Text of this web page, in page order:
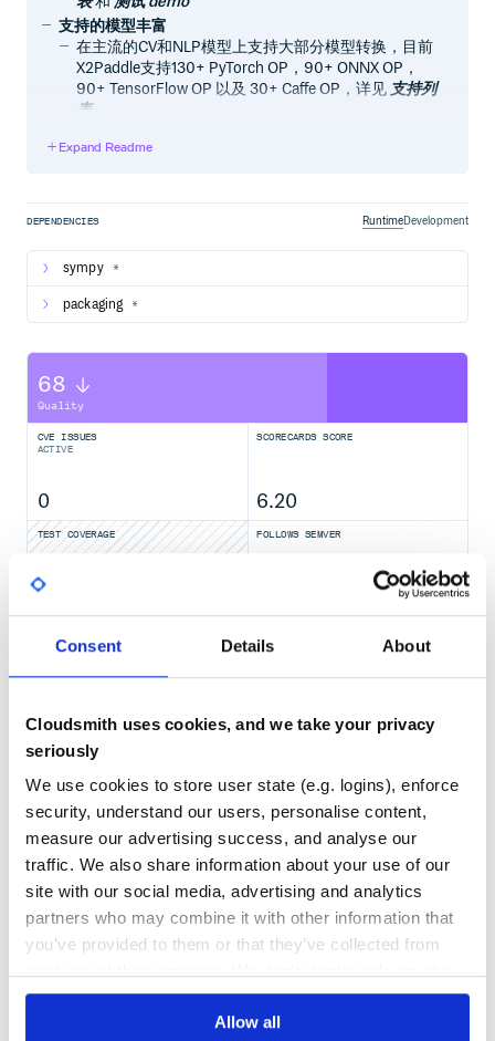
Consent Details About
Cloudsmith uses cookies, and we take your privacy
seriously
We use cookies to store user state (e.g. logins), enforce
security, understand our users, personalise content,
measure our advertising success, and analyse our
traffic. We also share information about your use of our
site with our social media, advertising and analytics
partners who may combine it with other information that
you’ve provided to them or that they’ve collected from
Allow all
支持的模型丰富
在主流的CV和NLP模型上支持大部分模型转换，目前
X2Paddle支持130+ PyTorch OP，90+ ONNX OP，
90+ TensorFlow OP 以及 30+ Caffe OP，详见 支持列
表
一条命令行或者一个API即可完成模型转换
能力
预测模型转换
支持Caffe/TensorFlow/ONNX/PyTorch的模型一键转
为飞桨的预测模型，并使用
PaddleInference/PaddleLite进行CPU/GPU/Arm等设
支持PyTorch项目Python代码（包括训练、预测）一
键转为基于飞桨框架的项目代码，帮助开发者快速迁
移项目，并可享受AIStudio平台对于飞桨框架提供的
海量免费计算资源
【新功能，试一下！】
详细的API文档对比分析，帮助开发者快速从PyTorch
框架的使用迁移至飞桨框架的使用，大大降低学习成
本【新内容，了解一下！】
环境依赖
python >= 3.8
tensorflow == 1.14 (如需转换TensorFlow模型。其中
test_benchmark
test_benchmark 模型已在 1.17.0
测试通过)
torch >= 1.5.0 (如需转换PyTorch模型，其中
test_benchmark 模型已在 2.4.1
测试通过)
paddlelite >= 2.9.0 (如需一键转换成Paddle-Lite支持格
式,推荐最新版本)
说明：以上测试通过的版本，不代表 X2Paddle 支持相应版
本中的所有算子，仅表示可在此环境中使用。具体支持的
Expand Readme
DEPENDENCIES RuntimeDevelopment
sympy *
packaging *
68
Quality
CVE ISSUES
ACTIVE
0
SCORECARDS SCORE
6.20
TEST COVERAGE FOLLOWS SEMVER
TOTAL
DEPENDENCIES
0
DEPENDENCIES
0
No No
76